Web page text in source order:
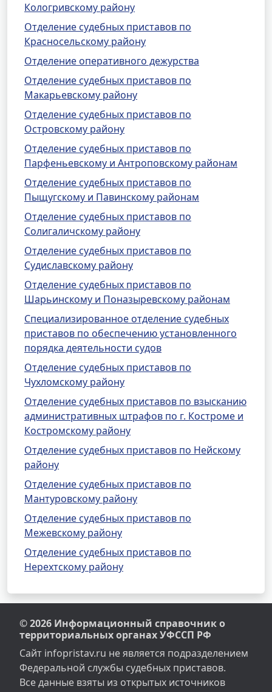
Кологривскому району
Отделение судебных приставов по
Красносельскому району
Отделение оперативного дежурства
Отделение судебных приставов по
Макарьевскому району
Отделение судебных приставов по
Островскому району
Отделение судебных приставов по
Парфеньевскому и Антроповскому районам
Отделение судебных приставов по
Пыщугскому и Павинскому районам
Отделение судебных приставов по
Солигаличскому району
Отделение судебных приставов по
Судиславскому району
Отделение судебных приставов по
Шарьинскому и Поназыревскому районам
Специализированное отделение судебных
приставов по обеспечению установленного
порядка деятельности судов
Отделение судебных приставов по
Чухломскому району
Отделение судебных приставов по взысканию
административных штрафов по г. Костроме и
Костромскому району
Отделение судебных приставов по Нейскому
району
Отделение судебных приставов по
Мантуровскому району
Отделение судебных приставов по
Межевскому району
Отделение судебных приставов по
Нерехтскому району
© 2026 Информационный справочник о
территориальных органах УФССП РФ
Сайт infopristav.ru не является подразделением
Федеральной службы судебных приставов.
Все данные взяты из открытых источников